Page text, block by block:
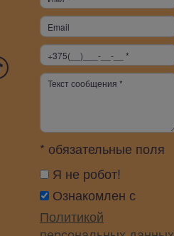
* обязательные поля
Я не робот!
Ознакомлен с
Политикой